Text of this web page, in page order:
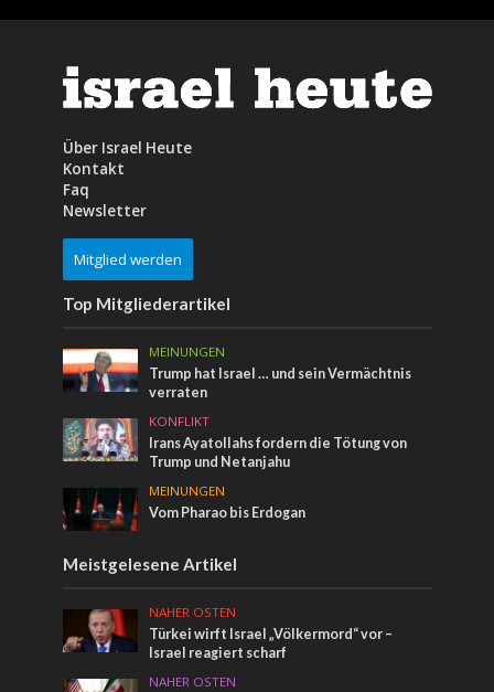
Über Israel Heute
Kontakt
Faq
Newsletter
Mitglied werden
Top Mitgliederartikel
MEINUNGEN
Trump hat Israel … und sein Vermächtnis
verraten
KONFLIKT
Irans Ayatollahs fordern die Tötung von
Trump und Netanjahu
MEINUNGEN
Vom Pharao bis Erdogan
Meistgelesene Artikel
NAHER OSTEN
Türkei wirft Israel „Völkermord“ vor –
Israel reagiert scharf
NAHER OSTEN